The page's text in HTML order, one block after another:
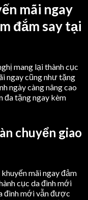
mãi ngay
đắm say tại
mang lại thành cục
ngay cũng như tặng
ngày càng nâng cao
đa tặng ngay kèm
chuyển giao
mãi ngay đảm
cục da đình mới
đình mới vẫn được